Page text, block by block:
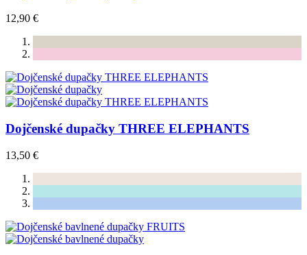
12,90 €
Dojčenské dupačky THREE ELEPHANTS
13,50 €